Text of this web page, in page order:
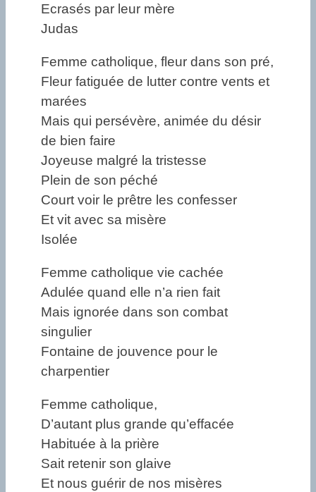
Ecrasés par leur mère
Judas
Femme catholique, fleur dans son pré,
Fleur fatiguée de lutter contre vents et
marées
Mais qui persévère, animée du désir
de bien faire
Joyeuse malgré la tristesse
Plein de son péché
Court voir le prêtre les confesser
Et vit avec sa misère
Isolée
Femme catholique vie cachée
Adulée quand elle n’a rien fait
Mais ignorée dans son combat
singulier
Fontaine de jouvence pour le
charpentier
Femme catholique,
D’autant plus grande qu’effacée
Habituée à la prière
Sait retenir son glaive
Et nous guérir de nos misères